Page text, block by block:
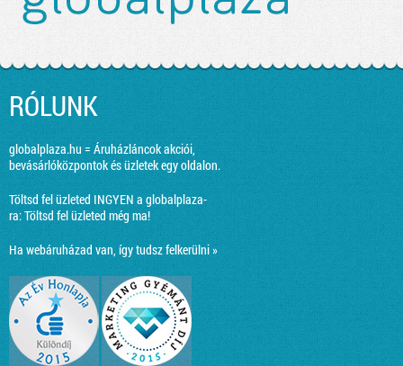
RÓLUNK
globalplaza.hu = Áruházláncok akciói,
bevásárlóközpontok és üzletek egy oldalon.
Töltsd fel üzleted INGYEN a globalplaza-
ra:Töltsd fel üzleted még ma!
Ha webáruházad van, így tudsz felkerülni »